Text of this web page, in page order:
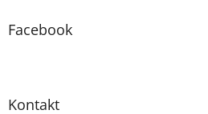
Facebook
Kontakt